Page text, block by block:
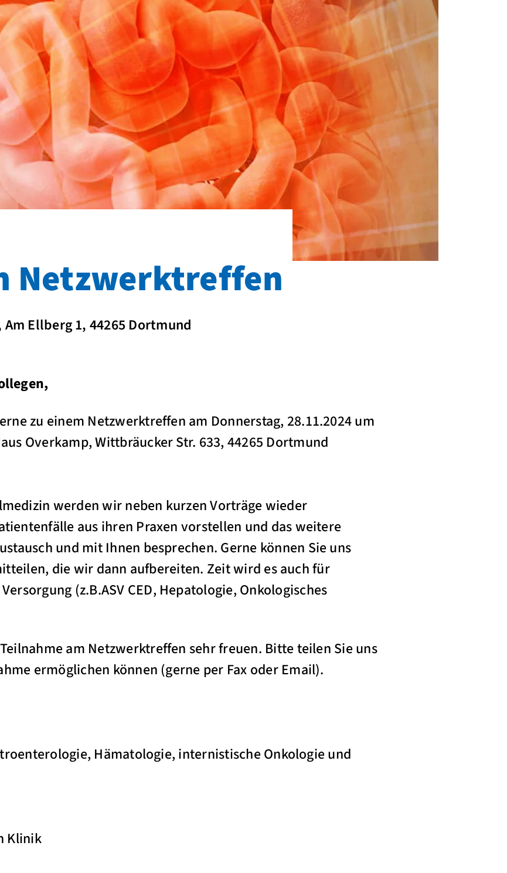
Netzwerktreffen
Ellberg 1, 44265 Dortmund
zu einem Netzwerktreffen am Donnerstag, 28.11.2024 um
Overkamp, Wittbräucker Str. 633, 44265 Dortmund
werden wir neben kurzen Vorträge wieder
aus ihren Praxen vorstellen und das weitere
und mit Ihnen besprechen. Gerne können Sie uns
die wir dann aufbereiten. Zeit wird es auch für
(z.B.ASV CED, Hepatologie, Onkologisches
am Netzwerktreffen sehr freuen. Bitte teilen Sie uns
ermöglichen können (gerne per Fax oder Email).
Hämatologie, internistische Onkologie und
Klinik